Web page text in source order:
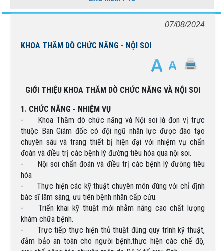
07/08/2024
KHOA THĂM DÒ CHỨC NĂNG - NỘI SOI
GIỚI THIỆU KHOA THĂM DÒ CHỨC NĂNG VÀ NỘI SOI
1. CHỨC NĂNG - NHIỆM VỤ
-
Khoa Thăm dò chức năng và Nội soi là đơn vị trực
thuộc Ban Giám đốc có đội ngũ nhân lực được đào tạo
chuyên sâu và trang thiết bị hiện đại với nhiệm vụ chẩn
đoán và điều trị các bệnh lý đường tiêu hóa qua nội soi.
-
Nội soi chẩn đoán và điều trị các bệnh lý đường tiêu
hóa
-
Thực hiện các kỹ thuật chuyên môn đúng với chỉ định
bác sĩ lâm sàng, ưu tiên bệnh nhân cấp cứu.
-
Triển khai kỹ thuật mới nhằm nâng cao chất lượng
khám chữa bệnh.
-
Trực tiếp thực hiện thủ thuật đúng quy trình kỹ thuật,
đảm bảo an toàn cho người bệnh.thực hiện các chế độ,